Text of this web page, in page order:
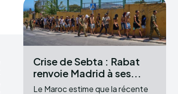
Crise de Sebta : Rabat
renvoie Madrid à ses...
Le Maroc estime que la récente